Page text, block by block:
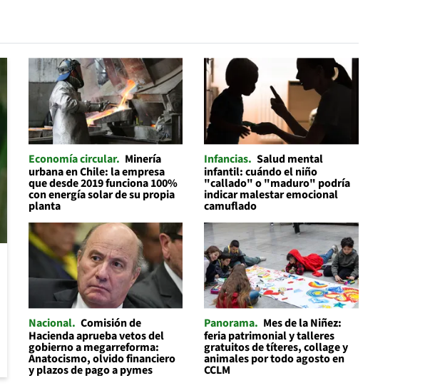
Economía circular
Minería
urbana en Chile: la empresa
que desde 2019 funciona 100%
con energía solar de su propia
planta
Infancias Salud mental
infantil: cuándo el niño
"callado" o "maduro" podría
indicar malestar emocional
camuflado
Nacional Comisión de
Hacienda aprueba vetos del
gobierno a megarreforma:
Anatocismo, olvido financiero
y plazos de pago a pymes
Panorama Mes de la Niñez:
feria patrimonial y talleres
gratuitos de títeres, collage y
animales por todo agosto en
CCLM